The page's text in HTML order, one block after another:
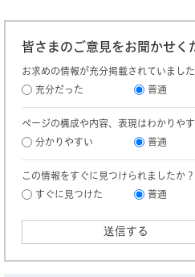
皆さまのご意見をお聞かせく
お求めの情報が充分掲載されていまし
充分だった
普通
ページの構成や内容、表現はわかりや
分かりやすい
普通
この情報をすぐに見つけられましたか？
すぐに見つけた
普通